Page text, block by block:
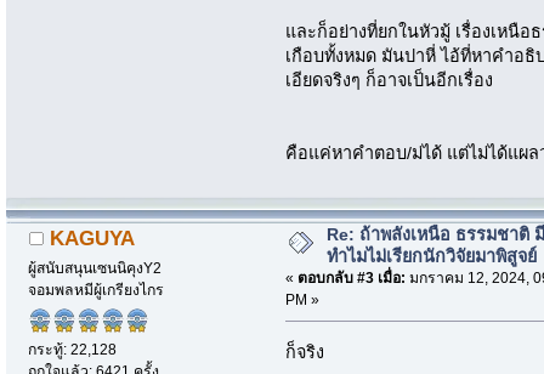
และก็อย่างที่ยกในหัวมู้ เรื่องเหนือ
เกือบทั้งหมด มันปาหี่ ไอ้ที่หาคำอ
เอียดจริงๆ ก็อาจเป็นอีกเรื่อง
คือแค่หาคำตอบ/ม่ได้ แต่ไม่ได้แผ
KAGUYA
ผู้สนับสนุนเซนนิคุงY2
จอมพลหมีผู้เกรียงไกร
กระทู้: 22,128
Re: ถ้าพลังเหนือ ธรรมชาติ
ทำไมไม่เรียกนักวิจัยมาพิสูจย์
« ตอบกลับ #3 เมื่อ: มกราคม 12, 2024,
PM »
ก็จริง